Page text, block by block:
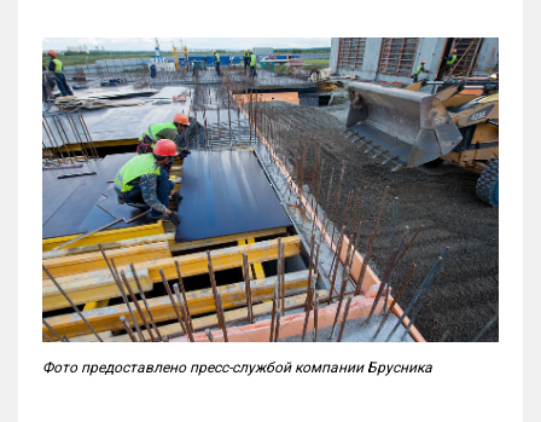
Фото предоставлено пресс-службой компании Брусника